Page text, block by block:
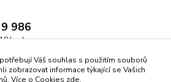
986
hod.
Váš souhlas s použitím souborů
zobrazovat informace týkající se Vašich
Více o Cookies zde.